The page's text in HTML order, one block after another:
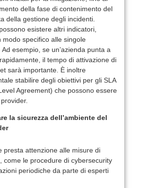
della fase di contenimento del
della gestione degli incidenti.
esistere altri indicatori,
modo specifico alle singole
esempio, se un’azienda punta a
il tempo di attivazione di
sarà importante. È inoltre
stabilire degli obiettivi per gli SLA
Agreement) che possono essere
la sicurezza dell’ambiente del
presta attenzione alle misure di
come le procedure di cybersecurity
periodiche da parte di esperti